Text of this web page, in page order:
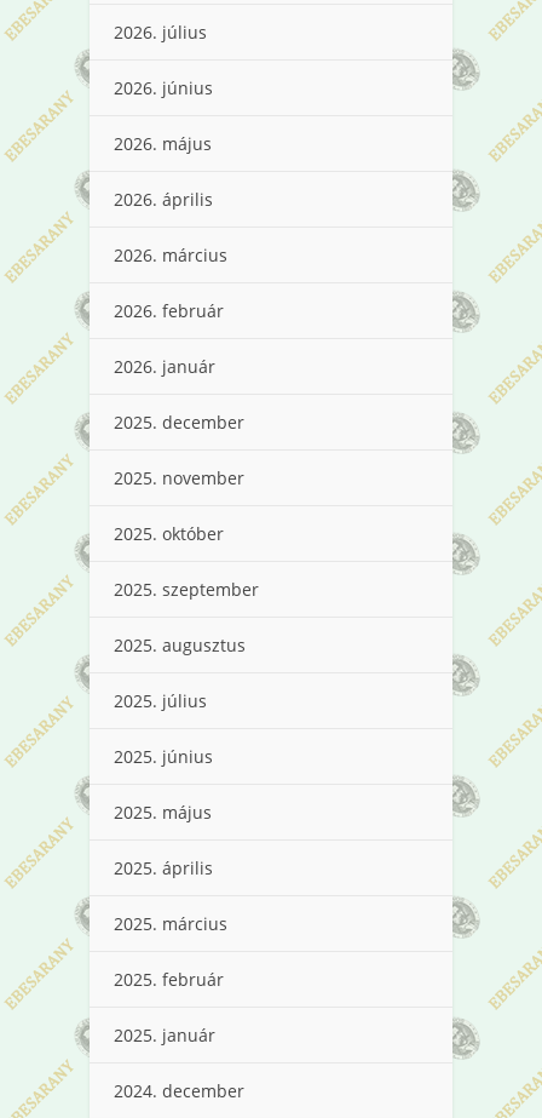
2026. július
2026. június
2026. május
2026. április
2026. március
2026. február
2026. január
2025. december
2025. november
2025. október
2025. szeptember
2025. augusztus
2025. július
2025. június
2025. május
2025. április
2025. március
2025. február
2025. január
2024. december